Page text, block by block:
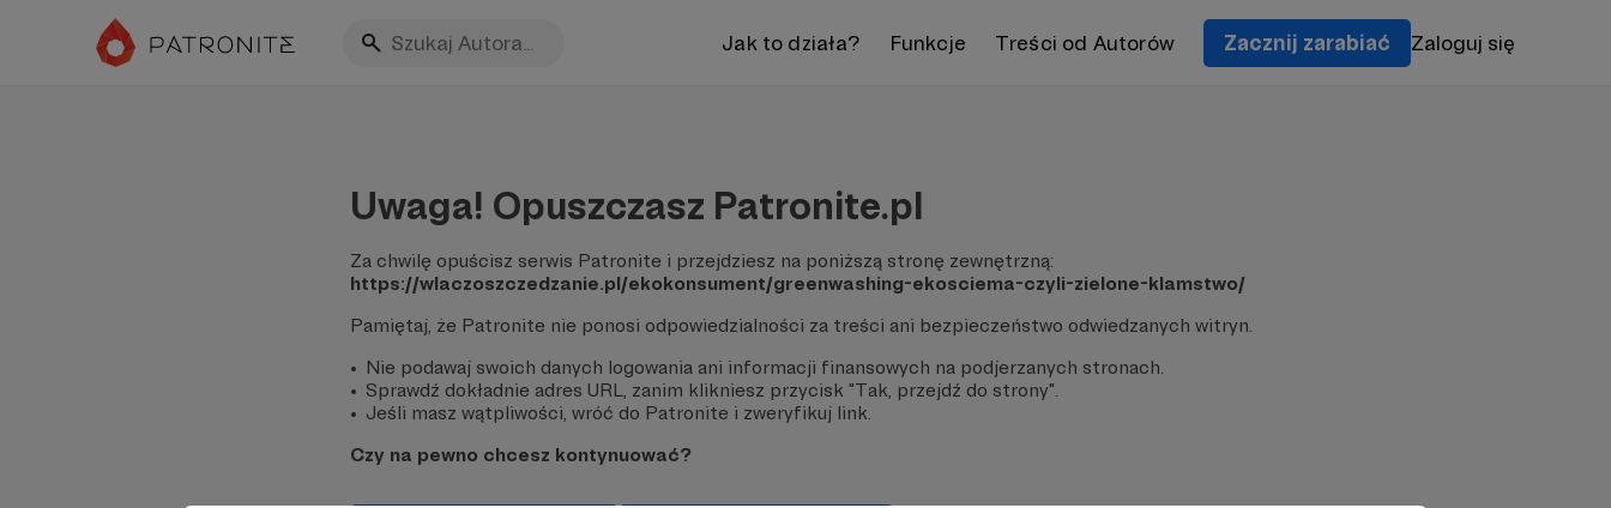
Jak to działa? Funkcje Treści od Autorów Zacznij zarabiać Zaloguj się
Uwaga! Opuszczasz Patronite.pl
Za chwilę opuścisz serwis Patronite i przejdziesz na poniższą stronę zewnętrzną:
https://wlaczoszczedzanie.pl/ekokonsument/greenwashing-ekosciema-czyli-zielone-klamstwo/
Pamiętaj, że Patronite nie ponosi odpowiedzialności za treści ani bezpieczeństwo odwiedzanych witryn.
Nie podawaj swoich danych logowania ani informacji finansowych na podjerzanych stronach.
Sprawdź dokładnie adres URL, zanim klikniesz przycisk "Tak, przejdź do strony".
Jeśli masz wątpliwości, wróć do Patronite i zweryfikuj link.
Czy na pewno chcesz kontynuować?